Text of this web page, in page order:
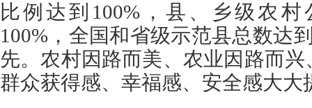
比例达到100%，县、乡级农
100%，全国和省级示范县总数达
先。农村因路而美、农业因路而
群众获得感、幸福感、安全感大大